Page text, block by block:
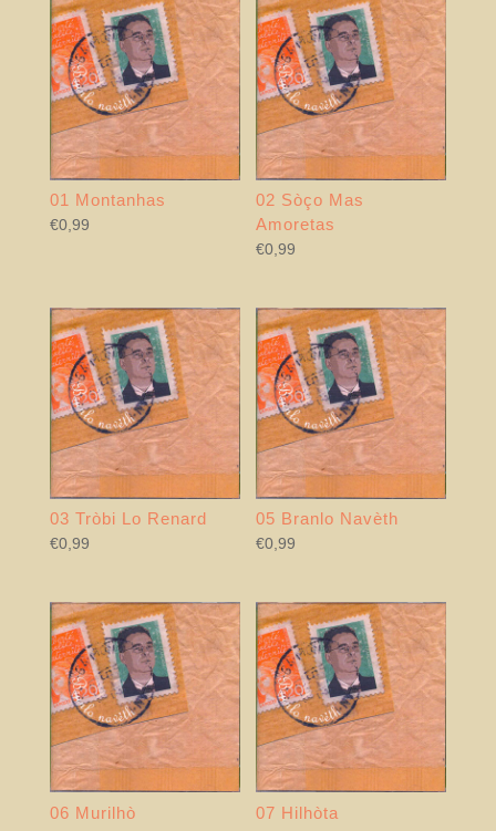
01 Montanhas
€0,99
02 Sòço Mas
Amoretas
€0,99
03 Tròbi Lo Renard
€0,99
05 Branlo Navèth
€0,99
06 Murilhò 07 Hilhòta